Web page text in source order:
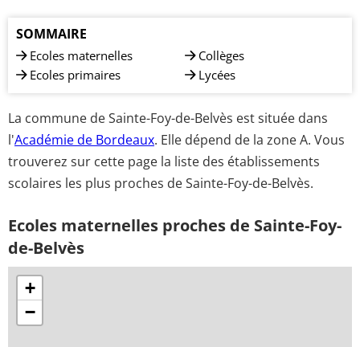
SOMMAIRE
Ecoles maternelles
Ecoles primaires
Collèges
Lycées
La commune de Sainte-Foy-de-Belvès est située dans
l'Académie de Bordeaux. Elle dépend de la zone A. Vous
trouverez sur cette page la liste des établissements
scolaires les plus proches de Sainte-Foy-de-Belvès.
Ecoles maternelles proches de Sainte-Foy-
de-Belvès
+
−